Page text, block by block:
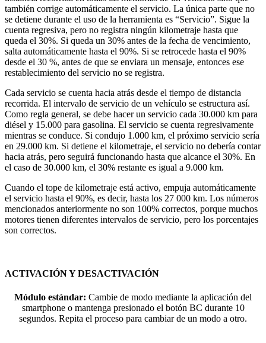
también corrige automáticamente el servicio. La única parte que no
se detiene durante el uso de la herramienta es “Servicio”. Sigue la
cuenta regresiva, pero no registra ningún kilometraje hasta que
queda el 30%. Si queda un 30% antes de la fecha de vencimiento,
salta automáticamente hasta el 90%. Si se retrocede hasta el 90%
desde el 30 %, antes de que se enviara un mensaje, entonces ese
restablecimiento del servicio no se registra.
Cada servicio se cuenta hacia atrás desde el tiempo de distancia
recorrida. El intervalo de servicio de un vehículo se estructura así.
Como regla general, se debe hacer un servicio cada 30.000 km para
diésel y 15.000 para gasolina. El servicio se cuenta regresivamente
mientras se conduce. Si condujo 1.000 km, el próximo servicio sería
en 29.000 km. Si detiene el kilometraje, el servicio no debería contar
hacia atrás, pero seguirá funcionando hasta que alcance el 30%. En
el caso de 30.000 km, el 30% restante es igual a 9.000 km.
Cuando el tope de kilometraje está activo, empuja automáticamente
el servicio hasta el 90%, es decir, hasta los 27 000 km. Los números
mencionados anteriormente no son 100% correctos, porque muchos
motores tienen diferentes intervalos de servicio, pero los porcentajes
son correctos.
ACTIVACIÓN Y DESACTIVACIÓN
Módulo estándar: Cambie de modo mediante la aplicación del
smartphone o mantenga presionado el botón BC durante 10
segundos. Repita el proceso para cambiar de un modo a otro.